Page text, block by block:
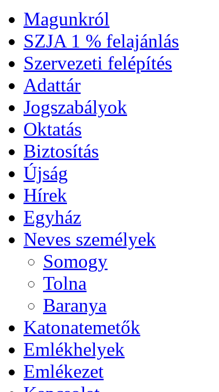
Magunkról
SZJA 1 % felajánlás
Szervezeti felépítés
Adattár
Jogszabályok
Oktatás
Biztosítás
Újság
Hírek
Egyház
Neves személyek
Somogy
Tolna
Baranya
Katonatemetők
Emlékhelyek
Emlékezet